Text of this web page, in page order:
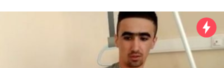
e